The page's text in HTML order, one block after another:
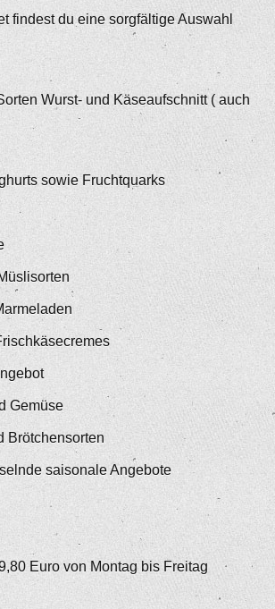
findest du eine sorgfältige Auswahl
Wurst- und Käseaufschnitt ( auch
sowie Fruchtquarks
Gemüse
Brötchensorten
saisonale Angebote
Euro von Montag bis Freitag